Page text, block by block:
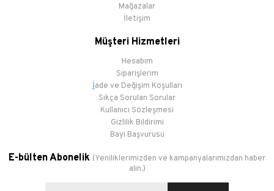
Mağazalar
İletişim
Müşteri Hizmetleri
Hesabım
Siparişlerim
İade ve Değişim Koşulları
Sıkça Sorulan Sorular
Kullanıcı Sözleşmesi
Gizlilik Bildirimi
Bayi Başvurusu
E-bülten Abonelik (Yeniliklerimizden ve kampanyalarımızdan haber
alın.)